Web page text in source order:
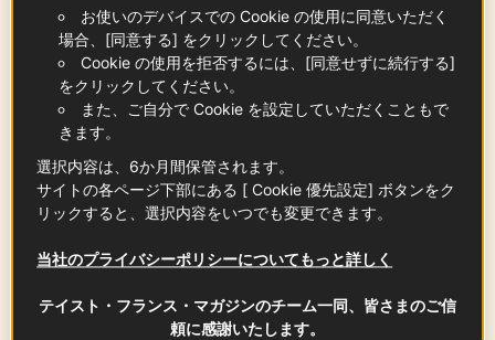
玉ねぎ
1個
水
1.50L
オリーブオイル 大さじ
お使いのデバイスでの Cookie の使用に同意いただく
場合、[同意する] をクリックしてください。
Cookie の使用を拒否するには、[同意せずに続行する]
をクリックしてください。
また、ご自分で Cookie を設定していただくこともで
きます。
選択内容は、6か月間保管されます。
サイトの各ページ下部にある [ Cookie 優先設定] ボタンをク
リックすると、選択内容をいつでも変更できます。
当社のプライバシーポリシーについてもっと詳しく
テイスト・フランス・マガジンのチーム一同、皆さまのご信
頼に感謝いたします。